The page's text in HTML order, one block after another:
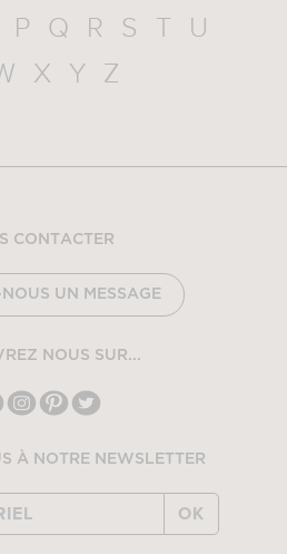
P Q R S T
U
X Y Z
CONTACTER
UN MESSAGE
NOUS SUR...
À NOTRE NEWSLETTER
OK